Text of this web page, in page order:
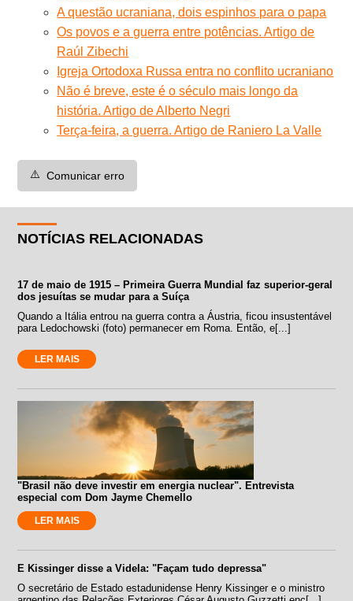
A questão ucraniana, dois espinhos para o papa
Os povos e a guerra entre potências. Artigo de
Raúl Zibechi
Igreja Ortodoxa Russa entra no conflito ucraniano
Não é breve, este é o século mais longo da
história. Artigo de Alberto Negri
Terça-feira, a guerra. Artigo de Raniero La Valle
⚠️ Comunicar erro
NOTÍCIAS RELACIONADAS
17 de maio de 1915 – Primeira Guerra Mundial faz superior-geral
dos jesuítas se mudar para a Suíça
Quando a Itália entrou na guerra contra a Áustria, ficou insustentável
para Ledochowski (foto) permanecer em Roma. Então, e[...]
LER MAIS
"Brasil não deve investir em energia nuclear". Entrevista
especial com Dom Jayme Chemello
LER MAIS
E Kissinger disse a Videla: "Façam tudo depressa"
O secretário de Estado estadunidense Henry Kissinger e o ministro